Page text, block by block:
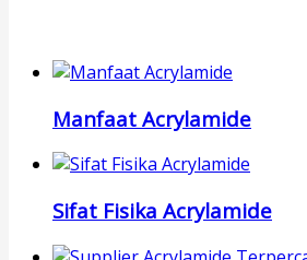
Manfaat Acrylamide
Sifat Fisika Acrylamide